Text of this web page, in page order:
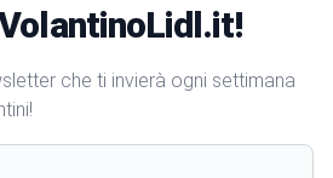
che ti invierà ogni settimana